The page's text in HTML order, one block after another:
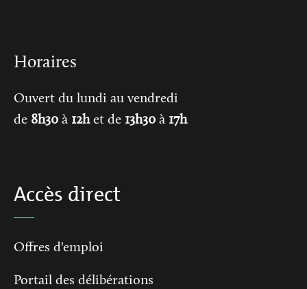
Horaires
Ouvert du lundi au vendredi
de 8h30 à 12het de 13h30 à 17h
Accès direct
Offres d'emploi
Portail des délibérations